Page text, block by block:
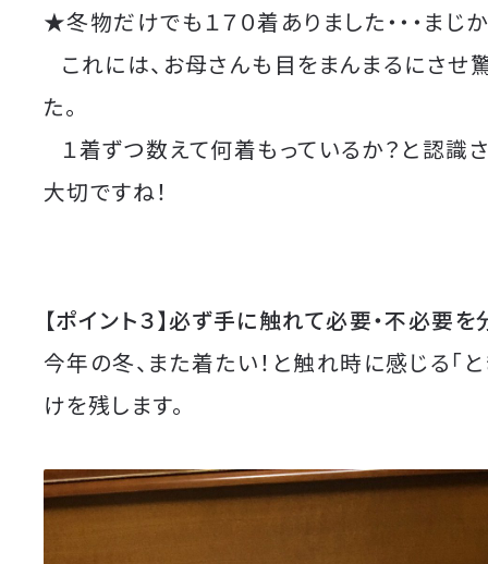
★冬物だけでも１７０着ありました・・・まじか
これには、お母さんも目をまんまるにさせ
た。
１着ずつ数えて何着もっているか？と認識
大切ですね！
【ポイント３】必ず手に触れて必要・不必要を
今年の冬、また着たい！と触れ時に感じる「
けを残します。